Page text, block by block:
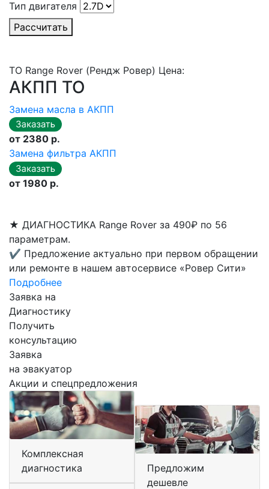
Тип двигателя
Рассчитать
ТО Range Rover (Рендж Ровер) Цена:
АКПП ТО
Замена масла в АКПП
от 2380 р.
Замена фильтра АКПП
от 1980 р.
★ ДИАГНОСТИКА Range Rover за 490₽ по 56
параметрам.
✔ Предложение актуально при первом обращении
или ремонте в нашем автосервисе «Ровер Сити»
Подробнее
Заявка на
Диагностику
Получить
консультацию
Заявка
на эвакуатор
Акции и спецпредложения
Комплексная
диагностика
Предложим
дешевле